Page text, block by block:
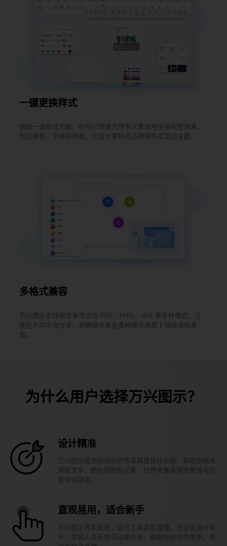
一键更换样式
借助一键样式功能，你可以快速为传单元素应用全新视觉效果，
包括颜色、字体和特效，让设计更贴合品牌调性或活动主题。
多格式兼容
万兴图示支持将传单导出为 PDF、PNG、JPG 等多种格式，方
便在不同平台分享，并确保传单在各种展示场景下保持清晰美
观。
为什么用户选择万兴图示？
设计精准
万兴图示提供自动对齐等高精度设计功能，帮助你精准
排版文字、图片和图形元素，让传单兼具视觉美感与信
息传达效率。
直观易用，适合新手
万兴图示界面友好，设计工具直观易懂。无论是设计新
手、营销人员还是活动策划者，都能轻松制作传单，将